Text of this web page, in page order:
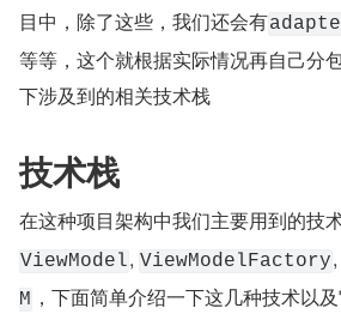
目中，除了这些，我们还会有
等等，这个就根据实际情况再自己分
下涉及到的相关技术栈
技术栈
在这种项目架构中我们主要用到的技
ViewModel, ViewModelFactory,
M ，下面简单介绍一下这几种技术以